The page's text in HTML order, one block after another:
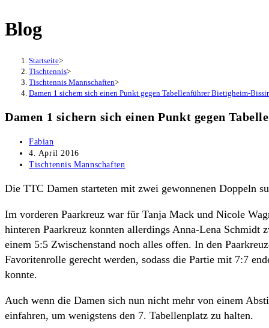
Blog
Startseite>
Tischtennis>
Tischtennis Mannschaften>
Damen 1 sichern sich einen Punkt gegen Tabellenführer Bietigheim-
Damen 1 sichern sich einen Punkt gegen
Beitrags-
Autor:
Fabian
Beitrag
veröffentlicht:
4. April 2016
Beitrags-
Tischtennis Mannschaften
Die TTC Damen starteten mit zwei gewonnenen Doppeln
Im vorderen Paarkreuz war für Tanja Mack und Nicole
hinteren Paarkreuz konnten allerdings Anna-Lena
einem 5:5 Zwischenstand noch alles offen. In den
Favoritenrolle gerecht werden, sodass die Partie mit 7:7
konnte.
Auch wenn die Damen sich nun nicht mehr von einem
einfahren, um wenigstens den 7. Tabellenplatz zu halten.